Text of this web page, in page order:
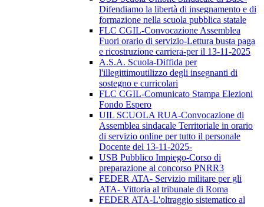
Difendiamo la libertà di insegnamento e di
formazione nella scuola pubblica statale
FLC CGIL-Convocazione Assemblea
Fuori orario di servizio-Lettura busta paga
e ricostruzione carriera-per il 13-11-2025
A.S.A. Scuola-Diffida per
l'illegittimoutilizzo degli insegnanti di
sostegno e curricolari
FLC CGIL-Comunicato Stampa Elezioni
Fondo Espero
UIL SCUOLA RUA-Convocazione di
Assemblea sindacale Territoriale in orario
di servizio online per tutto il personale
Docente del 13-11-2025-
USB Pubblico Impiego-Corso di
preparazione al concorso PNRR3
FEDER ATA- Servizio militare per gli
ATA- Vittoria al tribunale di Roma
FEDER ATA-L'oltraggio sistematico al